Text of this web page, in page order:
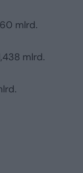
mlrd.
mlrd.